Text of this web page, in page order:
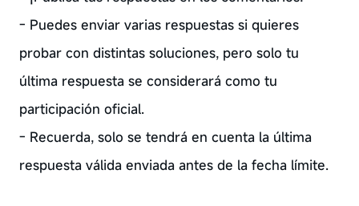
- Puedes enviar varias respuestas si quieres
probar con distintas soluciones, pero solo tu
última respuesta se considerará como tu
participación oficial.
- Recuerda, solo se tendrá en cuenta la última
respuesta válida enviada antes de la fecha límite.